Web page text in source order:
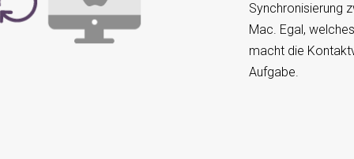
Synchronisierung
Mac. Egal,
macht die
Aufgabe.